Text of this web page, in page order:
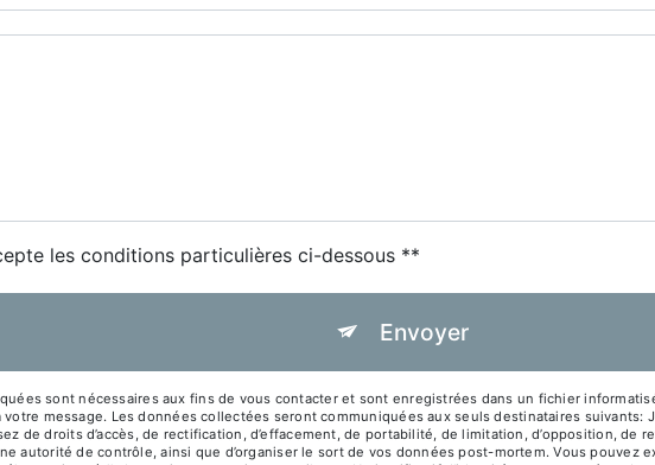
les conditions particulières ci-dessous **
Envoyer
sont nécessaires aux fins de vous contacter et sont enregistrées dans un fichier
message. Les données collectées seront communiquées aux seuls destinataires suivants:
de droits d’accès, de rectification, d’effacement, de portabilité, de limitation, d’opposition,
autorité de contrôle, ainsi que d’organiser le sort de vos données post-mortem. Vous pouvez